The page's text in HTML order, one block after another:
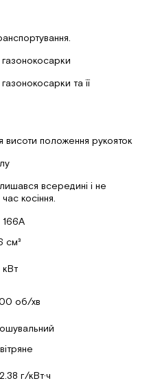
та її
положення рукояток
всередині і не
косіння.
166A
см³
кВт
об/хв
г/кВт·ч